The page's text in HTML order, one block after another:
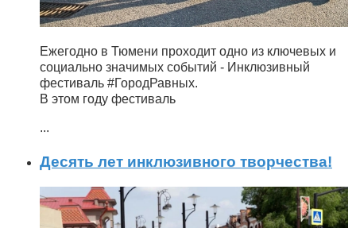
Ежегодно в Тюмени проходит одно из ключевых и
социально значимых событий - Инклюзивный
фестиваль #ГородРавных.
В этом году фестиваль
...
Десять лет инклюзивного творчества!